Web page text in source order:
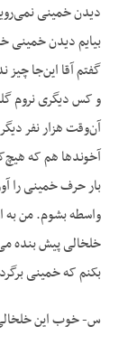
دیدن خمینی
بیایم دیدن خمینی
گفتم آقا این‌جا
و کس دیگری نروم
آن‌وقت هزار نفر
آخوندها هم که
بار حرف خمینی را
واسطه بشوم. من به
خلخالی پیش بنده
بکنم که خمینی
س- خوب این